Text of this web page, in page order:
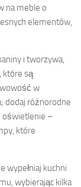
na meble o
elementów,
i tworzywa,
które są
w
dodaj różnorodne
oświetlenie –
które
wypełniaj kuchni
wybierając kilka